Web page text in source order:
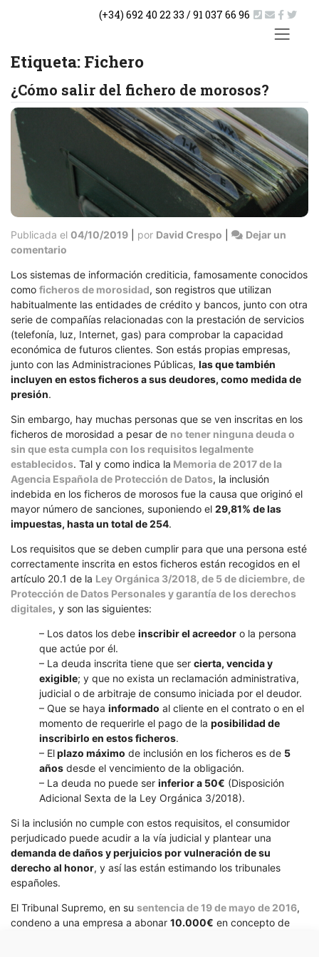
(+34) 692 40 22 33 / 91 037 66 96
Etiqueta: Fichero
¿Cómo salir del fichero de morosos?
Publicada el 04/10/2019 por David Crespo
Dejar un
comentario
salir
del
fichero
de
morosos?
Los sistemas de información crediticia, famosamente conocidos
como ficheros de morosidad, son registros que utilizan
habitualmente las entidades de crédito y bancos, junto con otra
serie de compañías relacionadas con la prestación de servicios
(telefonía, luz, Internet, gas) para comprobar la capacidad
económica de futuros clientes. Son estás propias empresas,
junto con las Administraciones Públicas, las que también
incluyen en estos ficheros a sus deudores, como medida de
presión.
Sin embargo, hay muchas personas que se ven inscritas en los
ficheros de morosidad a pesar de no tener ninguna deuda o
sin que esta cumpla con los requisitos legalmente
establecidos. Tal y como indica la Memoria de 2017 de la
Agencia Española de Protección de Datos, la inclusión
indebida en los ficheros de morosos fue la causa que originó el
mayor número de sanciones, suponiendo el 29,81% de las
impuestas, hasta un total de 254.
Los requisitos que se deben cumplir para que una persona esté
correctamente inscrita en estos ficheros están recogidos en el
artículo 20.1 de la Ley Orgánica 3/2018, de 5 de diciembre, de
Protección de Datos Personales y garantía de los derechos
digitales, y son las siguientes:
– Los datos los debe inscribir el acreedor o la persona
que actúe por él.
– La deuda inscrita tiene que ser cierta, vencida y
exigible; y que no exista un reclamación administrativa,
judicial o de arbitraje de consumo iniciada por el deudor.
– Que se haya informado al cliente en el contrato o en el
momento de requerirle el pago de la posibilidad de
inscribirlo en estos ficheros.
– Elplazo máximo de inclusión en los ficheros es de 5
años desde el vencimiento de la obligación.
– La deuda no puede ser inferior a 50€ (Disposición
Adicional Sexta de la Ley Orgánica 3/2018).
Si la inclusión no cumple con estos requisitos, el consumidor
perjudicado puede acudir a la vía judicial y plantear una
demanda de daños y perjuicios por vulneración de su
derecho al honor, y así las están estimando los tribunales
españoles.
El Tribunal Supremo, en su sentencia de 19 de mayo de 2016,
condeno a una empresa a abonar 10.000€ en concepto de